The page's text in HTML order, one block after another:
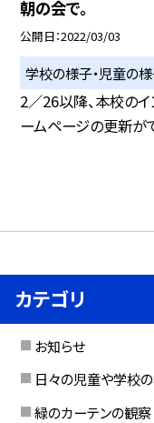
朝の会で。
公開日 2022/03/03
学校の様子・児童の
2／26以降、本校のイ
ームページの更新が
カテゴリ
お知らせ
日々の児童や学校
緑のカーテンの観察